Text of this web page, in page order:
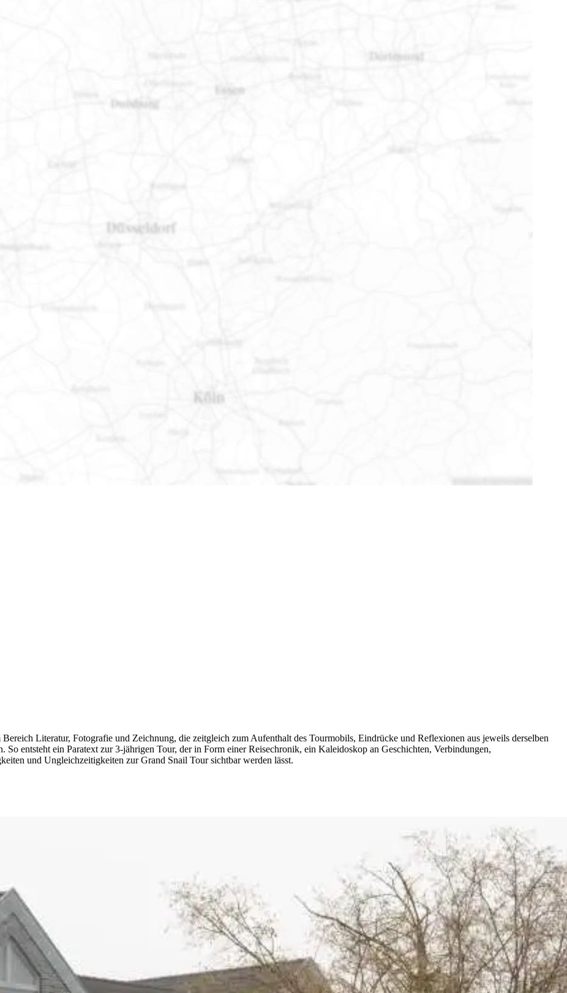
Literatur, Fotografie und Zeichnung, die zeitgleich zum Aufenthalt des Tourmobils, Eindrücke und Reflexionen aus jeweils derselben
So entsteht ein Paratext zur 3-jährigen Tour, der in Form einer Reisechronik, ein Kaleidoskop an Geschichten, Verbindungen,
und Ungleichzeitigkeiten zur Grand Snail Tour sichtbar werden lässt.